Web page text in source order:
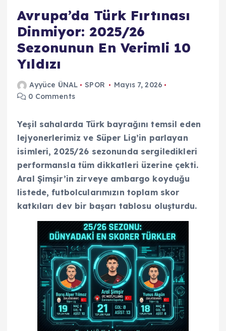
Avrupa’da Türk Fırtınası
Dinmiyor: 2025/26
Sezonunun En Verimli 10
Yıldızı
Ayyüce ÜNAL SPOR
Mayıs 7, 2026
0 Comments
Yeşil sahalarda Türk bayrağını temsil eden
lejyonerlerimiz ve Süper Lig’in parlayan
isimleri, 2025/26 sezonunda sergiledikleri
performansla tüm dikkatleri üzerine çekti.
Aral Şimşir’in zirveye ambargo koyduğu
listede, futbolcularımızın toplam skor
katkıları dev bir başarı tablosu oluşturdu.